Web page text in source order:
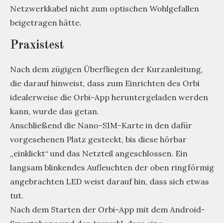
Netzwerkkabel nicht zum optischen Wohlgefallen
beigetragen hätte.
Praxistest
Nach dem zügigen Überfliegen der Kurzanleitung,
die darauf hinweist, dass zum Einrichten des Orbi
idealerweise die Orbi-App heruntergeladen werden
kann, wurde das getan.
Anschließend die Nano-SIM-Karte in den dafür
vorgesehenen Platz gesteckt, bis diese hörbar
„einklickt“ und das Netzteil angeschlossen. Ein
langsam blinkendes Aufleuchten der oben ringförmig
angebrachten LED weist darauf hin, dass sich etwas
tut.
Nach dem Starten der Orbi-App mit dem Android-